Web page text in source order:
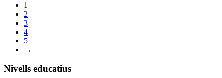
1
2
3
4
5
→
Nivells educatius